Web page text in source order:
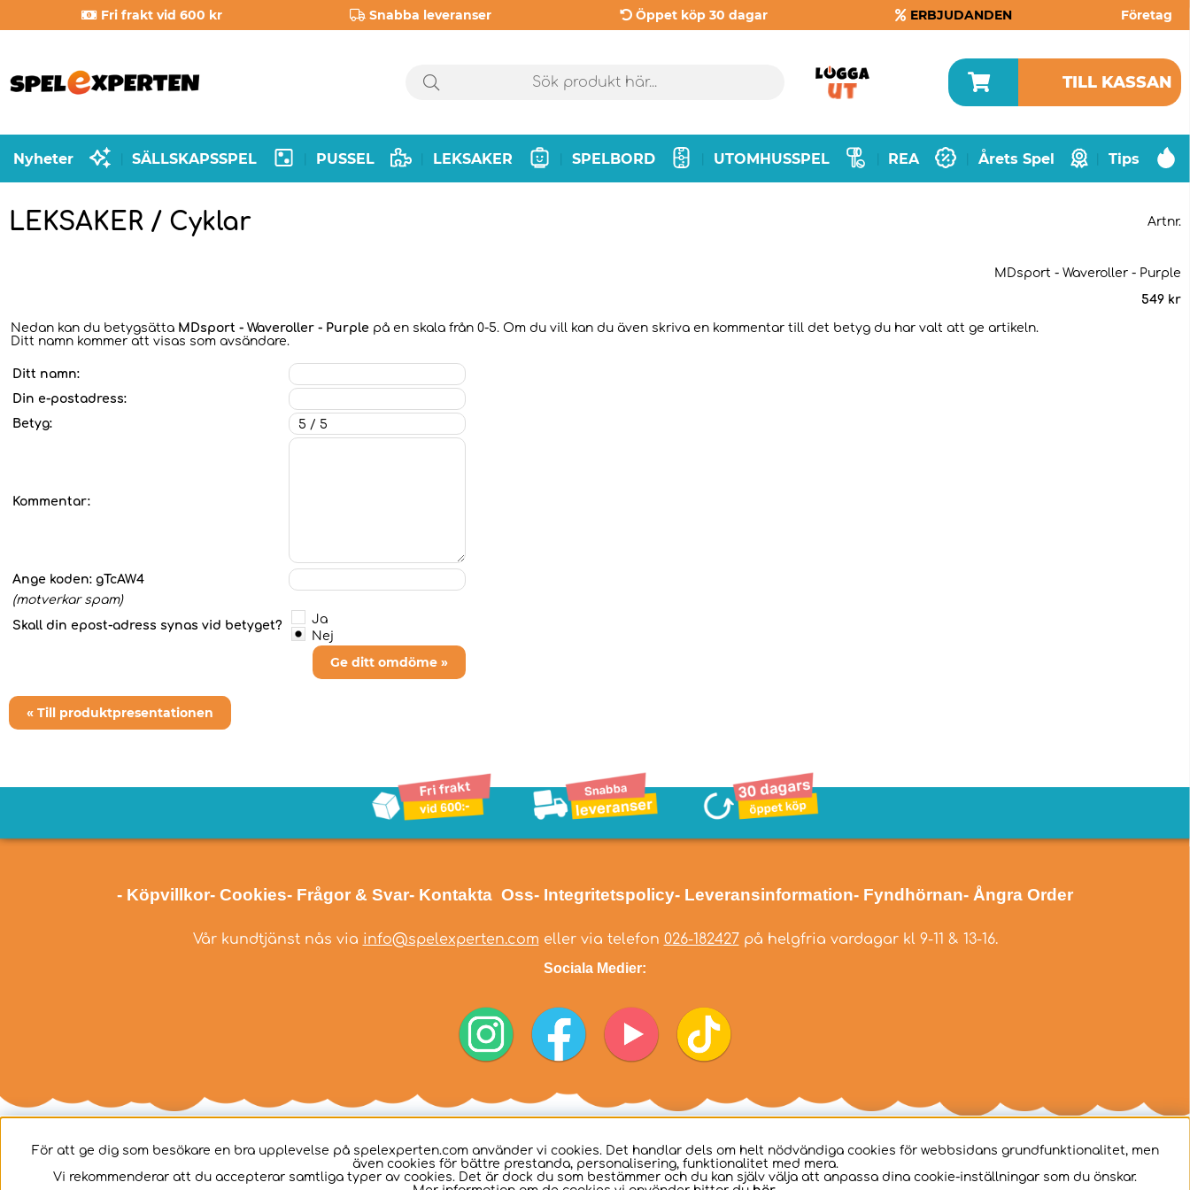
Fri frakt vid 600 kr Snabba leveranser Öppet köp 30 dagar ERBJUDANDEN Företag
TILL KASSAN
Nyheter SÄLLSKAPSSPEL PUSSEL LEKSAKER SPELBORD UTOMHUSSPEL REA Årets Spel Tips
LEKSAKER / Cyklar Artnr.
MDsport - Waveroller - Purple
549 kr
Nedan kan du betygsätta MDsport - Waveroller - Purple på en skala från 0-5. Om du vill kan du även skriva en kommentar till det betyg du har valt att ge artikeln.
Ditt namn kommer att visas som avsändare.
Ditt namn:
Din e-postadress:
Betyg:
Kommentar:
Ange koden: gTcAW4
(motverkar spam)
Skall din epost-adress synas vid betyget?
Ja
Nej
Ge ditt omdöme »
« Till produktpresentationen
- Köpvillkor- Cookies- Frågor & Svar- Kontakta Oss- Integritetspolicy- Leveransinformation- Fyndhörnan- Ångra Order
Vår kundtjänst nås via info@spelexperten.com eller via telefon 026-182427på helgfria vardagar kl 9-11 & 13-16.
Sociala Medier:
För att ge dig som besökare en bra upplevelse på spelexperten.com använder vi cookies. Det handlar dels om helt nödvändiga cookies för webbsidans grundfunktionalitet, men
även cookies för bättre prestanda, personalisering, funktionalitet med mera.
Vi rekommenderar att du accepterar samtliga typer av cookies. Det är dock du som bestämmer och du kan själv välja att anpassa dina cookie-inställningar som du önskar.